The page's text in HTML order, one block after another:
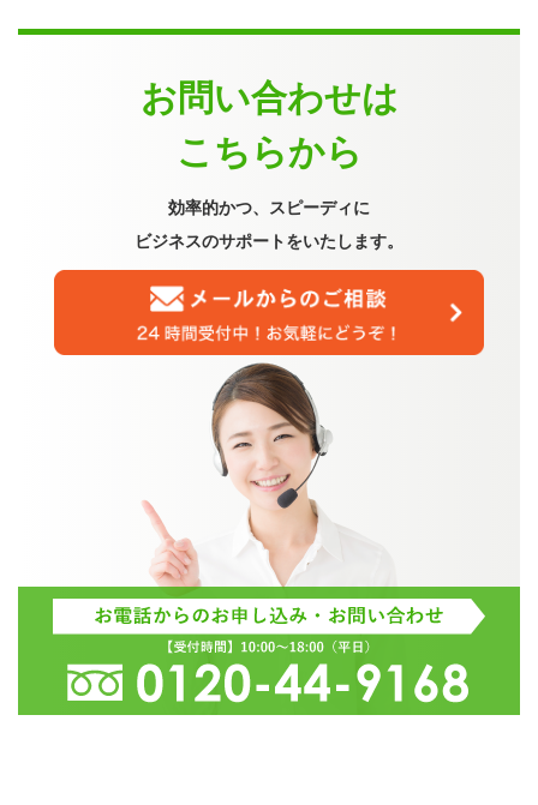
お問い合わせは
こちらから
効率的かつ、スピーディに
ビジネスのサポートをいたします。